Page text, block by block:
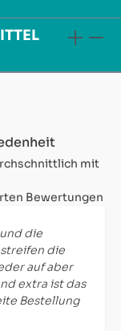
von 5 Sternen
mit
Bewertungen
die
die
auf aber
extra ist das
Bestellung